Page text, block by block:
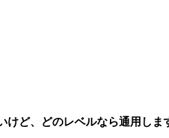
けど、どのレベルなら通用しま